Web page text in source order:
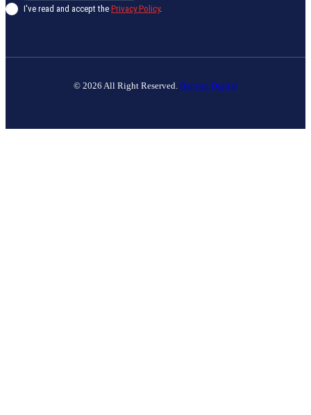
I've read and accept the Privacy Policy.
© 2026 All Right Reserved. Banyan Digital